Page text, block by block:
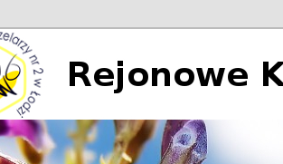
Rejonowe Koło